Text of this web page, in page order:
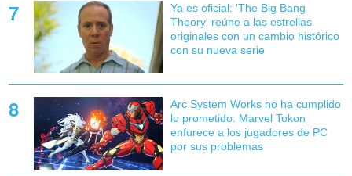
Ya es oficial: 'The Big Bang
Theory' reúne a las estrellas
originales con un cambio histórico
con su nueva serie
Arc System Works no ha cumplido
lo prometido: Marvel Tokon
enfurece a los jugadores de PC
por sus problemas